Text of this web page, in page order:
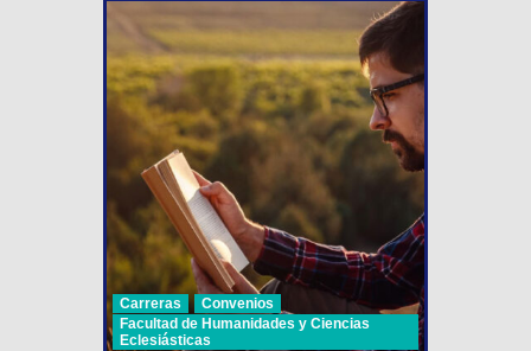
Carreras
Convenios
Facultad de Humanidades y Ciencias
Eclesiásticas